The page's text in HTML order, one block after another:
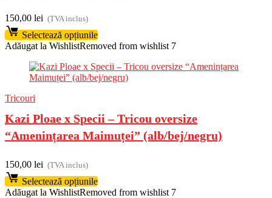
150,00 lei (TVA inclus)
Selectează opțiunile
Adăugat la WishlistRemoved from wishlist 7
Tricouri
Kazi Ploae x Specii – Tricou oversize
“Amenințarea Maimuței” (alb/bej/negru)
150,00 lei (TVA inclus)
Selectează opțiunile
Adăugat la WishlistRemoved from wishlist 7